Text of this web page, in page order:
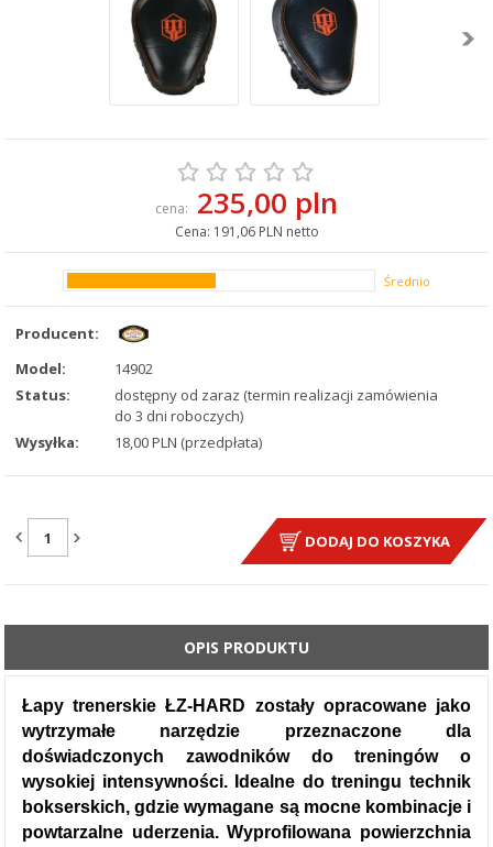
cena: 235,00 pln
Cena: 191,06 PLN netto
Średnio
Producent:
Model:
14902
Status:
dostępny od zaraz (termin realizacji zamówienia
do 3 dni roboczych)
Wysyłka:
18,00 PLN (przedpłata)
DODAJ DO KOSZYKA
ILOŚĆ:
OPIS PRODUKTU
Łapy trenerskie ŁZ-HARD zostały opracowane jako
wytrzymałe narzędzie przeznaczone dla
doświadczonych zawodników do treningów o
wysokiej intensywności. Idealne do treningu technik
bokserskich, gdzie wymagane są mocne kombinacje i
powtarzalne uderzenia. Wyprofilowana powierzchnia